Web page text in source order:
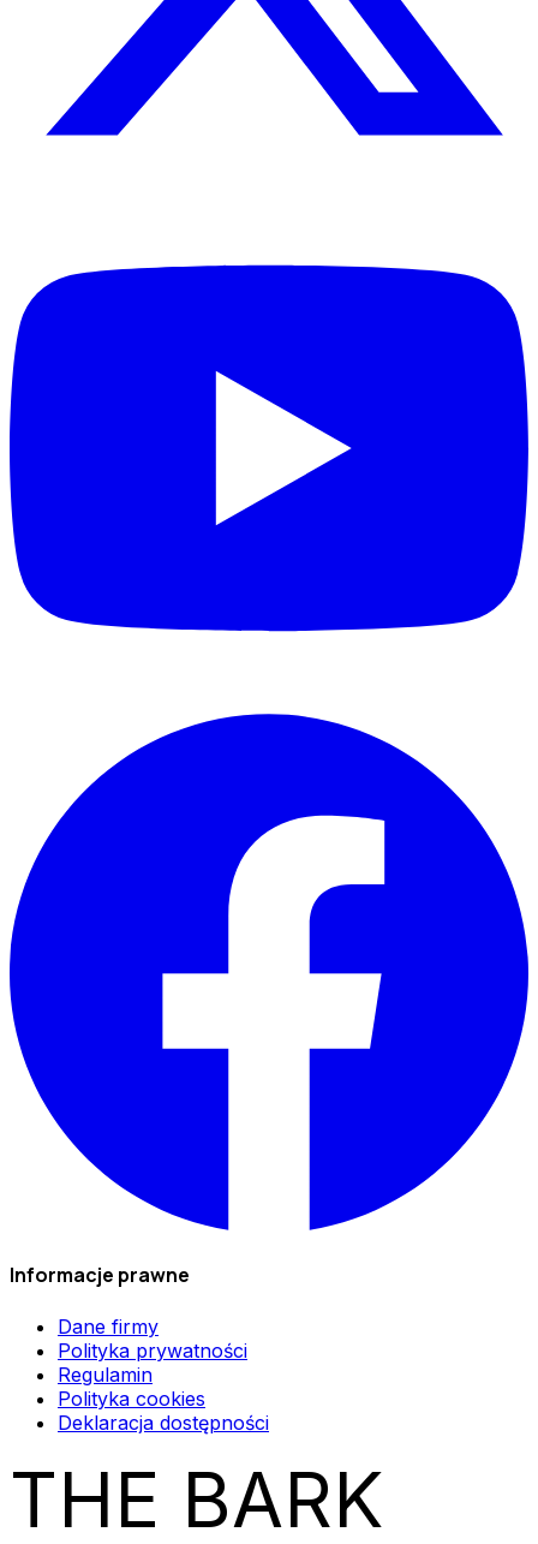
Informacje prawne
Dane firmy
Polityka prywatności
Regulamin
Polityka cookies
Deklaracja dostępności
THE BARK